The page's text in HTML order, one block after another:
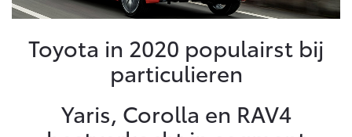
Onze medewerkers
MVO
Bij ons in de showroom
Contact en Route
Vacatures
Klantbeoordelingen
Vanaf € 23.750,- Vanaf € 27.195,-
Diensten
Toyota in 2020 populairst bij
particulieren
Yaris, Corolla en RAV4